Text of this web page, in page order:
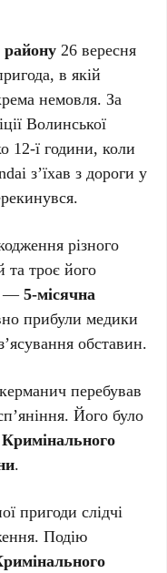
26 вересня
в якій
немовля. За
Волинської
12-ї години, коли
з’їхав з дороги у
різного
та троє його
—5-місячна
прибули медики
обставин.
перебував
Його було
Кримінального
.
пригоди слідчі
Подію